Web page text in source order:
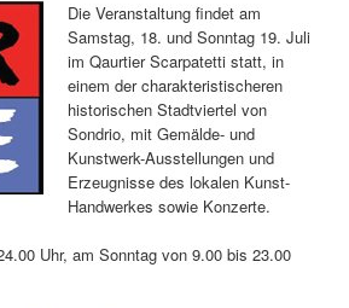
Die Veranstaltung findet am
Samstag, 18. und Sonntag 19. Juli
im Qaurtier Scarpatetti statt, in
einem der charakteristischeren
historischen Stadtviertel von
Sondrio, mit Gemälde- und
Kunstwerk-Ausstellungen und
Erzeugnisse des lokalen Kunst-
Handwerkes sowie Konzerte.
Uhr, am Sonntag von 9.00 bis 23.00